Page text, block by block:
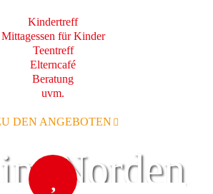
Norden
Kindertreff
Mittagessen für Kinder
Teentreff
Elterncafé
Beratung
uvm.
DEN ANGEBOTEN